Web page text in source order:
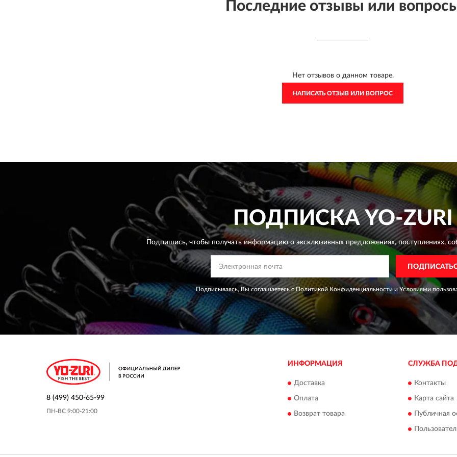
Последние отзывы или
Нет отзывов о данном товаре.
НАПИСАТЬ ОТЗЫВ ИЛИ ВОПРОС
ПОДПИСКАYO-ZURI
Подпишись, чтобы получать информацию о эксклюзивных предложениях,поступлениях,
Подписываясь, Вы соглашаетесь сПолитикой Конфиденциальности и Условиями
8 (499) 450-65-99
ПН-ВС 9:00-21:00
ИНФОРМАЦИЯ
Доставка
Оплата
Возврат товара
СЛУЖБА
Контакты
Карта сайта
Публичная